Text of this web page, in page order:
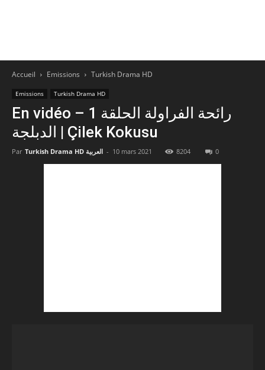
Accueil Emissions Turkish Drama HD
Emissions Turkish Drama HD
En vidéo – رائحة الفراولة الحلقة 1
الدبلجة | Çilek Kokusu‎
Par Turkish Drama HD العربية - 10 mars 2021 8204 0